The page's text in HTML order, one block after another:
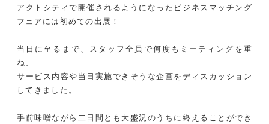
アクトシティで開催されるようになったビジネスマッチング
フェアには初めての出展！
当日に至るまで、スタッフ全員で何度もミーティングを重
ね、
サービス内容や当日実施できそうな企画をディスカッション
してきました。
手前味噌ながら二日間とも大盛況のうちに終えることができ